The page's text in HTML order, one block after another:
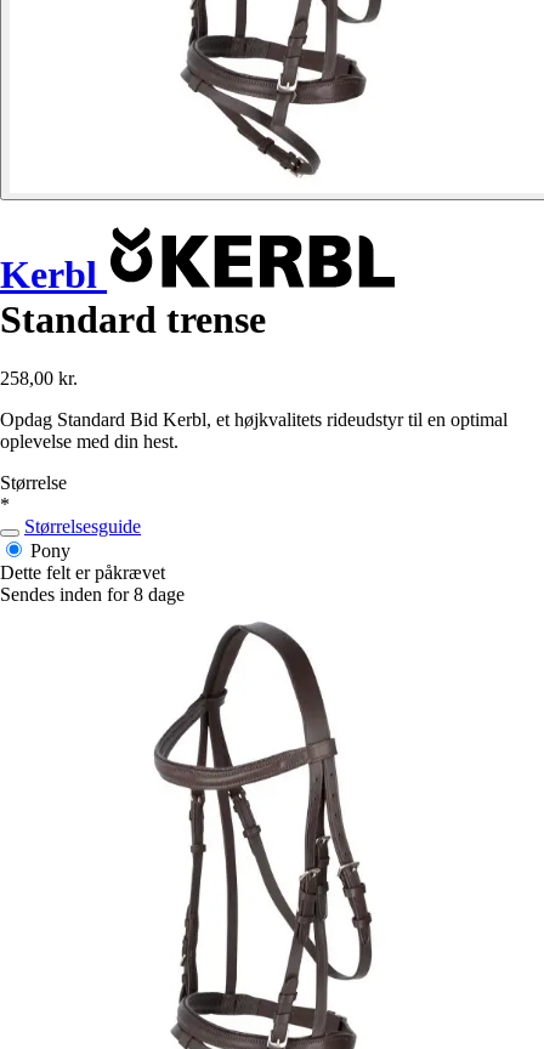
Kerbl
Standard trense
258,00 kr.
Opdag Standard Bid Kerbl, et højkvalitets rideudstyr til en optimal
oplevelse med din hest.
Størrelse
*
Størrelsesguide
Pony
Dette felt er påkrævet
Sendes inden for 8 dage